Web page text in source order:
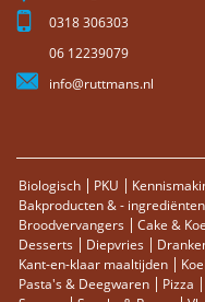
0318 306303
06 12239079
info@ruttmans.nl
Biologisch PKU
Bakproducten & - ingrediënten
Broodvervangers
Cake &
Desserts
Diepvries
Kant-en-klaar maaltijden
Pasta's & Deegwaren
Pizza